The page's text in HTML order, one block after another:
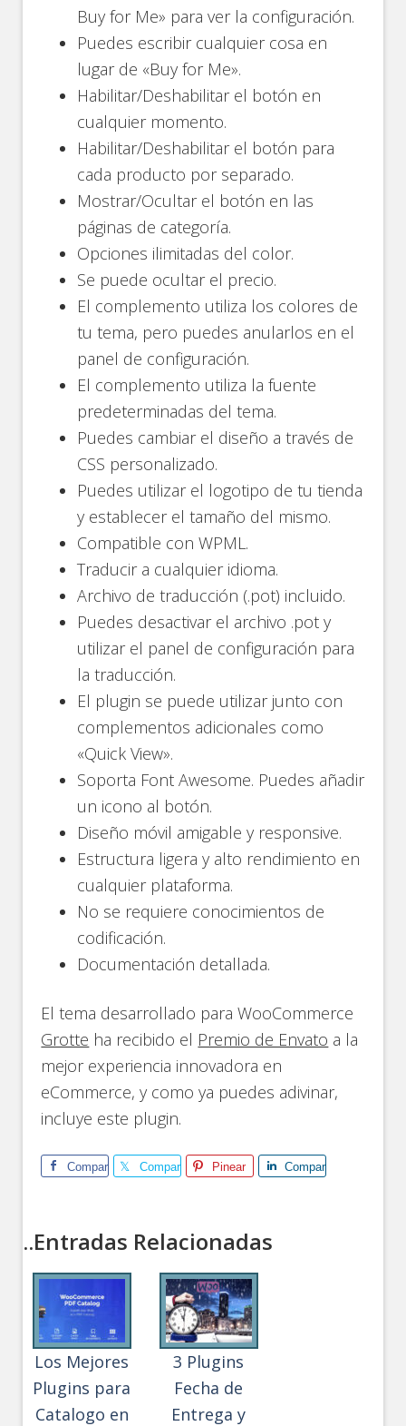
Buy for Me» para ver la configuración.
Puedes escribir cualquier cosa en
lugar de «Buy for Me».
Habilitar/Deshabilitar el botón en
cualquier momento.
Habilitar/Deshabilitar el botón para
cada producto por separado.
Mostrar/Ocultar el botón en las
páginas de categoría.
Opciones ilimitadas del color.
Se puede ocultar el precio.
El complemento utiliza los colores de
tu tema, pero puedes anularlos en el
panel de configuración.
El complemento utiliza la fuente
predeterminadas del tema.
Puedes cambiar el diseño a través de
CSS personalizado.
Puedes utilizar el logotipo de tu tienda
y establecer el tamaño del mismo.
Compatible con WPML.
Traducir a cualquier idioma.
Archivo de traducción (.pot) incluido.
Puedes desactivar el archivo .pot y
utilizar el panel de configuración para
la traducción.
El plugin se puede utilizar junto con
complementos adicionales como
«Quick View».
Soporta Font Awesome. Puedes añadir
un icono al botón.
Diseño móvil amigable y responsive.
Estructura ligera y alto rendimiento en
cualquier plataforma.
No se requiere conocimientos de
codificación.
Documentación detallada.
El tema desarrollado para WooCommerce
Grotte ha recibido el Premio de Envato a la
mejor experiencia innovadora en
eCommerce, y como ya puedes adivinar,
incluye este plugin.
Comparte Comparte Pinear Comparte
..Entradas Relacionadas
Los Mejores
Plugins para
Catalogo en
3 Plugins
Fecha de
Entrega y